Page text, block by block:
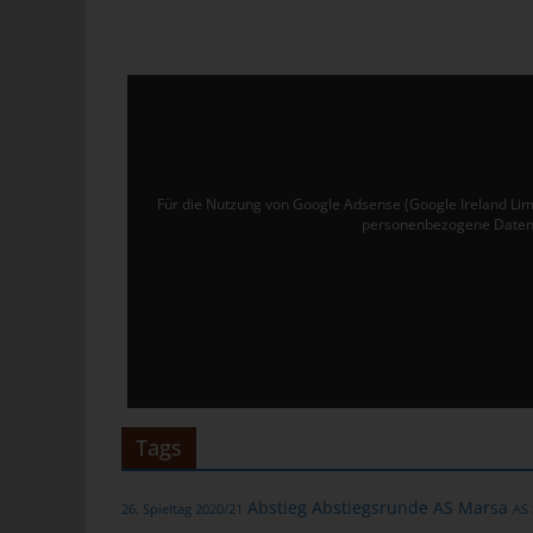
Für die Nutzung von Google Adsense (Google Ireland
personenbezogene
Tags
26. Spieltag 2020/21 Abstieg Abstiegsrunde AS Marsa